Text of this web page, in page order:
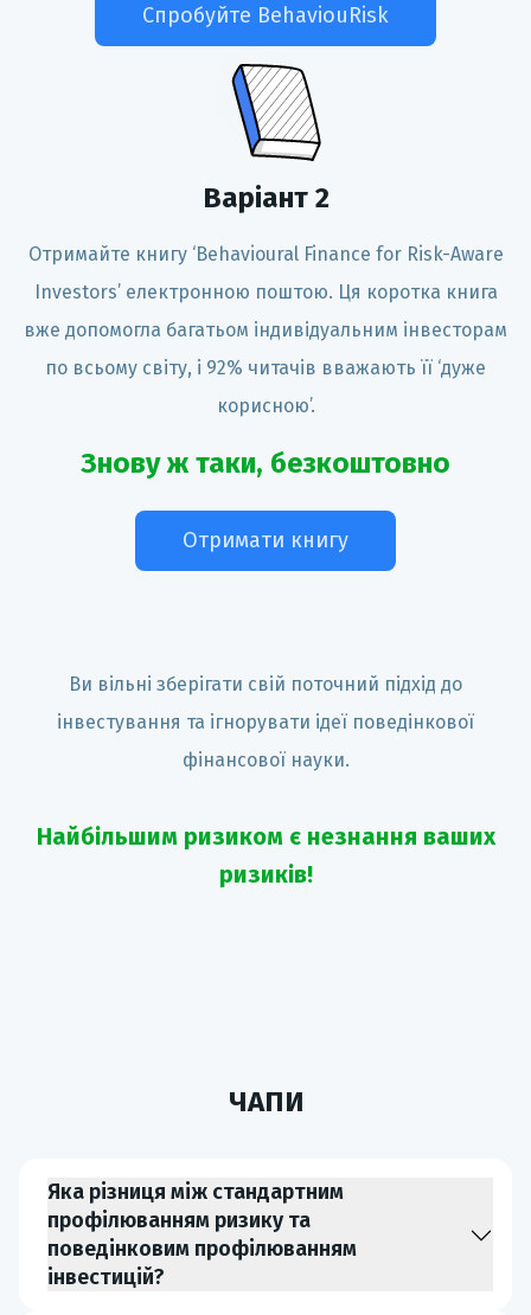
Спробуйте BehaviouRisk
Варіант2
Отримайте книгу ‘Behavioural Finance for Risk-Aware
Investors’ електронною поштою. Ця коротка книга
вже допомогла багатьом індивідуальним інвесторам
по всьому світу, і 92% читачів вважають її ‘дуже
корисною’.
Знову ж таки, безкоштовно
Отримати книгу
Ви вільні зберігати свій поточний підхід до
інвестування та ігнорувати ідеї поведінкової
фінансової науки.
Найбільшим ризиком є незнання ваших
ризиків!
ЧАПИ
Яка різниця між стандартним
профілюванням ризику та
поведінковим профілюванням
інвестицій?